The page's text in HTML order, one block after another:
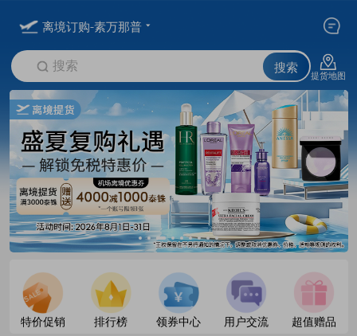
离境订购-素万那普
搜索 搜索
提货地图
特价促销 排行榜 领券中心 用户交流 超值赠品